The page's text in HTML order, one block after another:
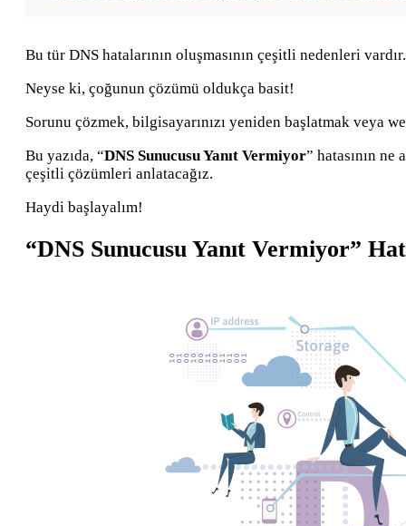
Bu tür DNS hatalarının oluşmasının çeşitli nedenleri
Neyse ki, çoğunun çözümü oldukça basit!
Sorunu çözmek, bilgisayarınızı yeniden başlatmak veya
Bu yazıda, “DNS Sunucusu Yanıt Vermiyor” hatasının
çeşitli çözümleri anlatacağız.
Haydi başlayalım!
“DNS Sunucusu Yanıt Vermiyor”